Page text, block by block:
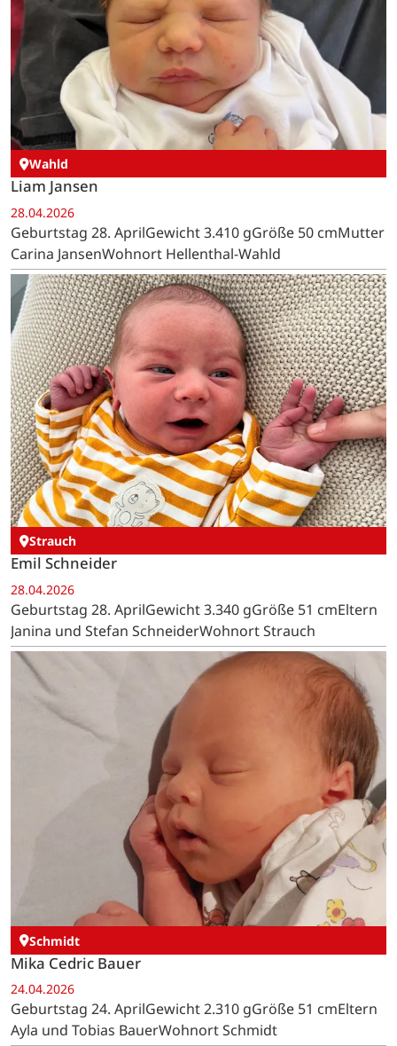
Wahld
Liam Jansen
28.04.2026
Geburtstag 28. AprilGewicht 3.410 gGröße 50 cmMutter
Carina JansenWohnort Hellenthal-Wahld
Strauch
Emil Schneider
28.04.2026
Geburtstag 28. AprilGewicht 3.340 gGröße 51 cmEltern
Janina und Stefan SchneiderWohnort Strauch
Schmidt
Mika Cedric Bauer
24.04.2026
Geburtstag 24. AprilGewicht 2.310 gGröße 51 cmEltern
Ayla und Tobias BauerWohnort Schmidt